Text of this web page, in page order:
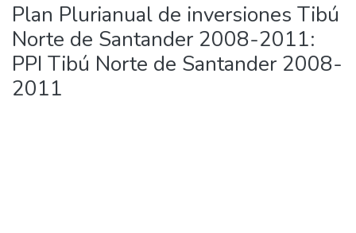
Plan Plurianual de inversiones Tibú
Norte de Santander 2008-2011:
PPI Tibú Norte de Santander 2008-
2011